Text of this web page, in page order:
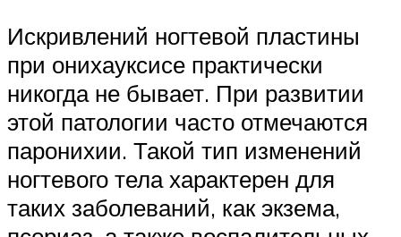
Искривлений ногтевой пластины
при онихауксисе практически
никогда не бывает. При развитии
этой патологии часто отмечаются
паронихии. Такой тип изменений
ногтевого тела характерен для
таких заболеваний, как экзема,